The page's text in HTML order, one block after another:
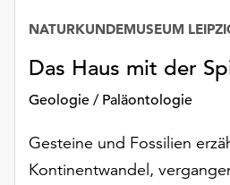
erreichen
die
Einstellungen
die
Schaltfläche
„Auswählen“.
Das Haus mit der
Geologie / Paläontologie
NATURKUNDEMUSEUM
Gesteine und Fossilien
Kontinentwandel,